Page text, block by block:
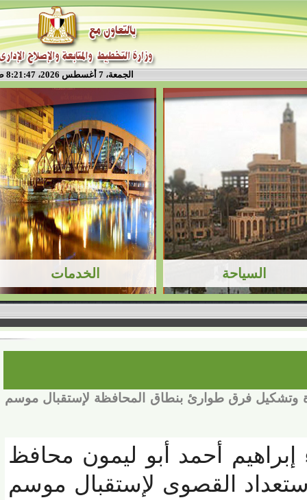
الجمعة، 7 أغسطس 2026، 8:21:47 ص
155 سيارة ومعدة وتشكيل فرق طوارئ بنطاق المحافظة لإستقبال موسم
أحمد أبو ليمون محافظ
القصوى لإستقبال موسم